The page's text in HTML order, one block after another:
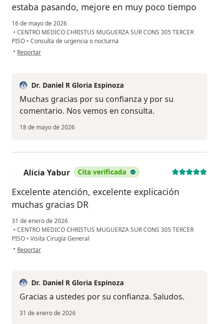
estaba pasando, mejore en muy poco tiempo
16 de mayo de 2026
• CENTRO MEDICO CHRISTUS MUGUERZA SUR CONS 305 TERCER
PISO • Consulta de urgencia o nocturna
• en opinión del usuario Said A
Reportar
Dr. Daniel R Gloria Espinoza
Muchas gracias por su confianza y por su
comentario. Nos vemos en consulta.
18 de mayo de 2026
Alicia Yabur Cita verificada
Excelente atención, excelente explicación
muchas gracias DR
31 de enero de 2026
• CENTRO MEDICO CHRISTUS MUGUERZA SUR CONS 305 TERCER
PISO • Visita Cirugía General
• en opinión del usuario Alicia Yabur
Reportar
Dr. Daniel R Gloria Espinoza
Gracias a ustedes por su confianza. Saludos.
31 de enero de 2026